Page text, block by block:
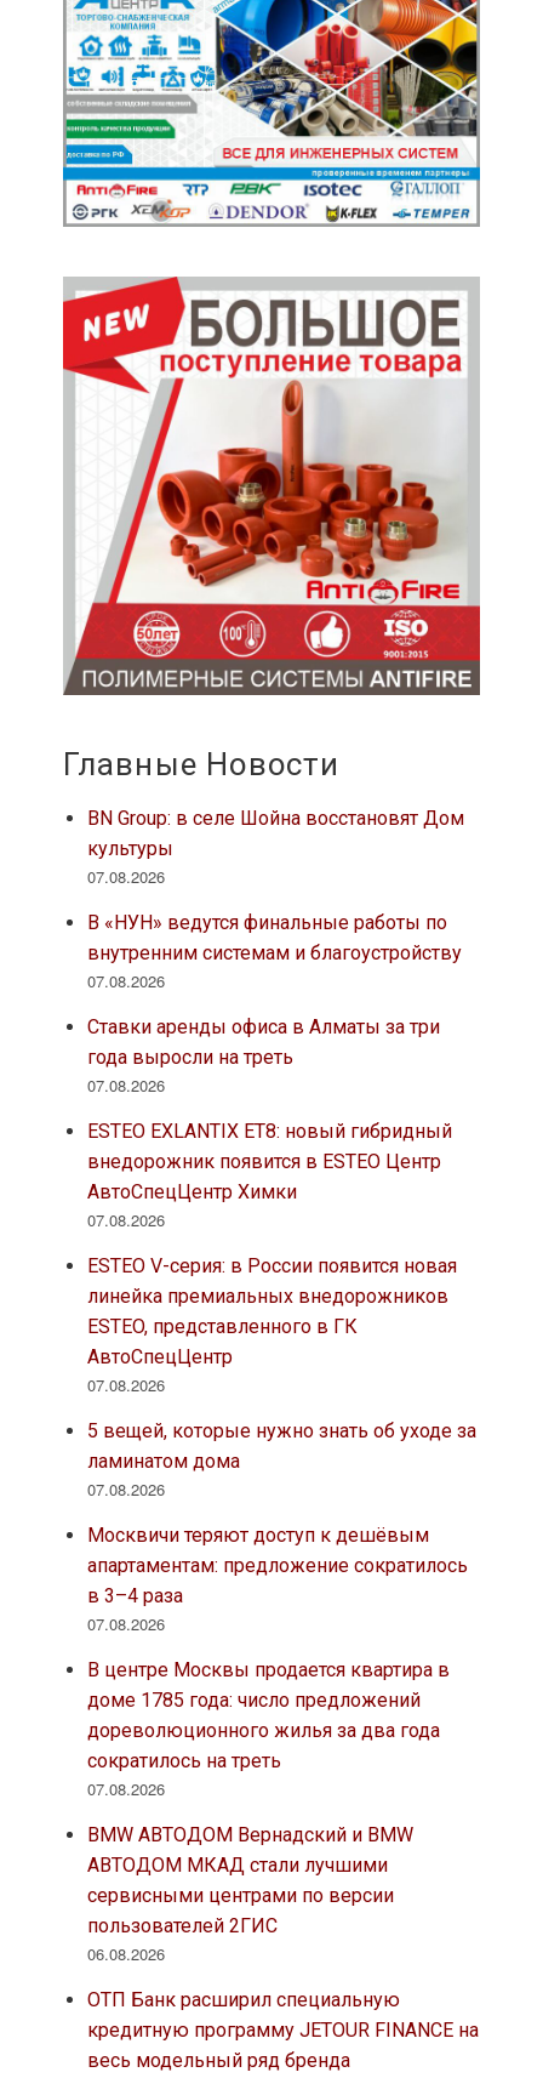
Главные Новости
BN Group: в селе Шойна восстановят Дом
культуры
07.08.2026
В «НУН» ведутся финальные работы по
внутренним системам и благоустройству
07.08.2026
Ставки аренды офиса в Алматы за три
года выросли на треть
07.08.2026
ESTEO EXLANTIX ET8: новый гибридный
внедорожник появится в ESTEO Центр
АвтоСпецЦентр Химки
07.08.2026
ESTEO V-серия: в России появится новая
линейка премиальных внедорожников
ESTEO, представленного в ГК
АвтоСпецЦентр
07.08.2026
5 вещей, которые нужно знать об уходе за
ламинатом дома
07.08.2026
Москвичи теряют доступ к дешёвым
апартаментам: предложение сократилось
в 3–4 раза
07.08.2026
В центре Москвы продается квартира в
доме 1785 года: число предложений
дореволюционного жилья за два года
сократилось на треть
07.08.2026
BMW АВТОДОМ Вернадский и BMW
АВТОДОМ МКАД стали лучшими
сервисными центрами по версии
пользователей 2ГИС
06.08.2026
ОТП Банк расширил специальную
кредитную программу JETOUR FINANCE на
весь модельный ряд бренда